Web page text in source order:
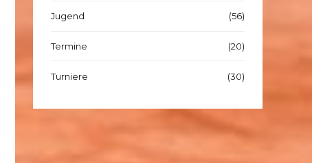
Jugend (56)
Termine (20)
Turniere (30)